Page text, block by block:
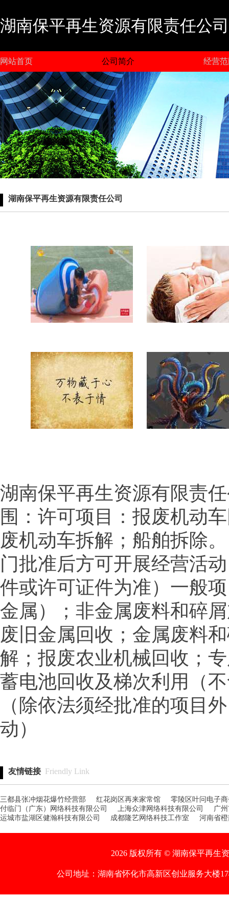
湖南保平再生资源有限责任公司
网站首页 公司简介 经营
湖南保平再生资源有限责任公司
湖南保平再生资源有限责
围：许可项目：报废机动
废机动车拆解；船舶拆除
门批准后方可开展经营活
件或许可证件为准）一般
金属）；非金属废料和碎
废旧金属回收；金属废料
解；报废农业机械回收；
蓄电池回收及梯次利用（
（除依法须经批准的项目
动）
友情链接Friendly Link
三都县张冲烟花爆竹经营部 红花岗区再来家常馆
零陵区叶问电子
付临门（广东）网络科技有限公司
上海众津网络科技有限公司
广
运城市盐湖区健瀚科技有限公司
成都隆艺网络科技工作室 河南省
2026 版权所有 © 湖南保平再生
公司地址：湖南省怀化市高新区创业服务大楼